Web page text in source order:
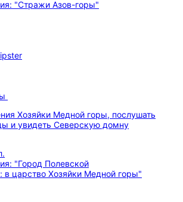
Хозяйки Медной горы, послушать
и увидеть Северскую домну